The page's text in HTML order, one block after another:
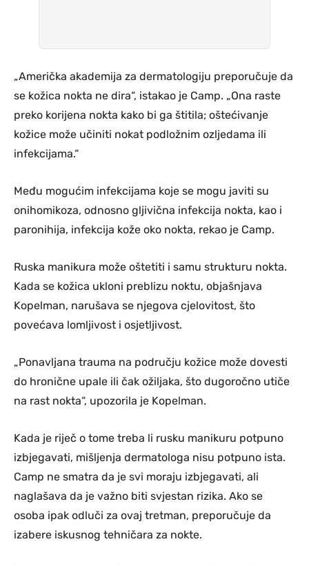
„Američka akademija za dermatologiju preporučuje da
se kožica nokta ne dira“, istakao je Camp. „Ona raste
preko korijena nokta kako bi ga štitila; oštećivanje
kožice može učiniti nokat podložnim ozljedama ili
infekcijama.“
Među mogućim infekcijama koje se mogu javiti su
onihomikoza, odnosno gljivična infekcija nokta, kao i
paronihija, infekcija kože oko nokta, rekao je Camp.
Ruska manikura može oštetiti i samu strukturu nokta.
Kada se kožica ukloni preblizu noktu, objašnjava
Kopelman, narušava se njegova cjelovitost, što
povećava lomljivost i osjetljivost.
„Ponavljana trauma na području kožice može dovesti
do hronične upale ili čak ožiljaka, što dugoročno utiče
na rast nokta“, upozorila je Kopelman.
Kada je riječ o tome treba li rusku manikuru potpuno
izbjegavati, mišljenja dermatologa nisu potpuno ista.
Camp ne smatra da je svi moraju izbjegavati, ali
naglašava da je važno biti svjestan rizika. Ako se
osoba ipak odluči za ovaj tretman, preporučuje da
izabere iskusnog tehničara za nokte.